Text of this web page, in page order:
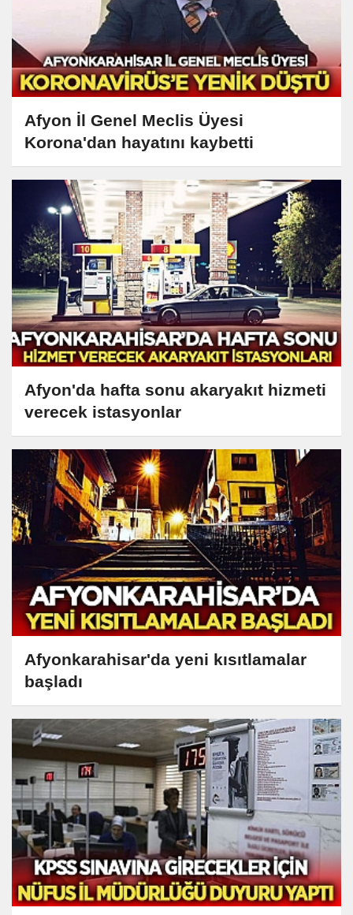
Afyon İl Genel Meclis Üyesi
Korona'dan hayatını kaybetti
Afyon'da hafta sonu akaryakıt hizmeti
verecek istasyonlar
Afyonkarahisar'da yeni kısıtlamalar
başladı